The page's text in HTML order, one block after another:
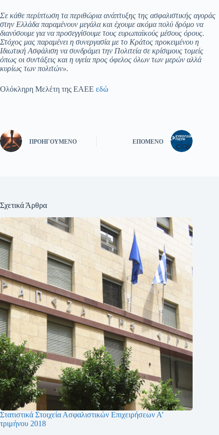
Σε κάθε περίπτωση τα περιθώρια ανάπτυξης της ασφαλιστικής αγοράς
στην Ελλάδα παραμένουν μεγάλα και έχουμε ακόμα πολύ δρόμο να
διανύσουμε για να προσεγγίσουμε τους ευρωπαϊκούς μέσους όρους.
Στόχος μας παραμένει η συνεργασία με το Κράτος προκειμένου η
Ιδιωτική Ασφάλιση να συνδράμει την Πολιτεία σε κρίσιμους τομείς
όπως οι συντάξεις και η υγεία προς όφελος όλων των μερών αλλά
κυρίως των πολιτών».
Ολόκληρη Μελέτη της ΕΑΕΕ εδώ
ΠΡΟΗΓΟΎΜΕΝΟ ΕΠΌΜΕΝΟ
Σχετικά Άρθρα
Στατιστικά Στοιχεία Ασφαλιστικών Επιχειρήσεων Α’
τριμήνου 2018